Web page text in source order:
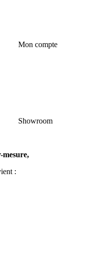
Mon compte
Showroom
mesure,
: